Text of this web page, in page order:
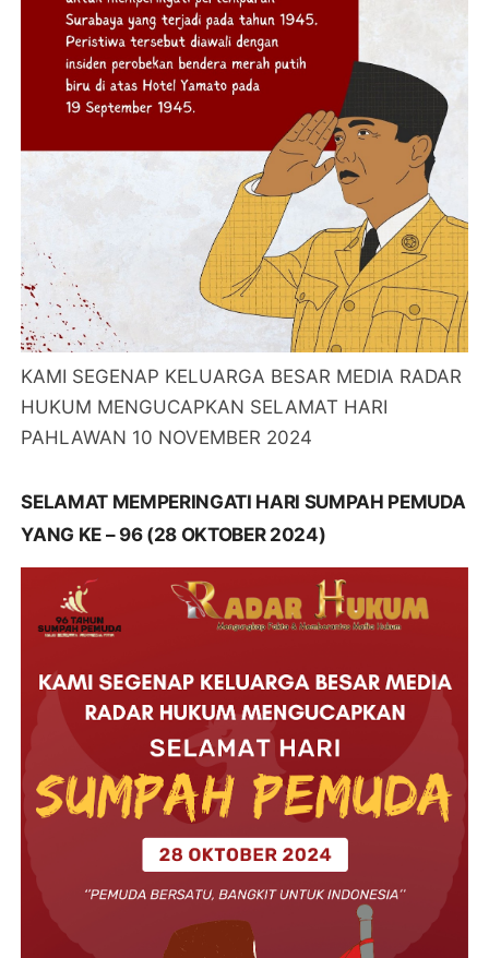
KAMI SEGENAP KELUARGA BESAR MEDIA RADAR
HUKUM MENGUCAPKAN SELAMAT HARI
PAHLAWAN 10 NOVEMBER 2024
SELAMAT MEMPERINGATI HARI SUMPAH PEMUDA
YANG KE – 96 (28 OKTOBER 2024)